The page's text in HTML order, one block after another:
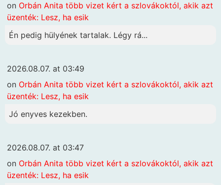
on Orbán Anita több vizet kért a szlovákoktól, akik azt
üzenték: Lesz, ha esik
Én pedig hülyének tartalak. Légy rá...
2026.08.07. at 03:49
on Orbán Anita több vizet kért a szlovákoktól, akik azt
üzenték: Lesz, ha esik
Jó enyves kezekben.
2026.08.07. at 03:47
on Orbán Anita több vizet kért a szlovákoktól, akik azt
üzenték: Lesz, ha esik